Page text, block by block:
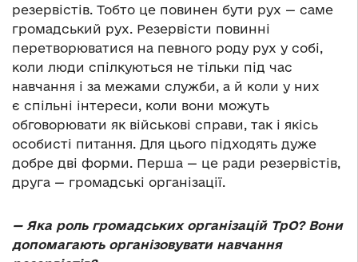
резервістів. Тобто це повинен бути рух — саме
громадський рух. Резервісти повинні
перетворюватися на певного роду рух у собі,
коли люди спілкуються не тільки під час
навчання і за межами служби, а й коли у них
є спільні інтереси, коли вони можуть
обговорювати як військові справи, так і якісь
особисті питання. Для цього підходять дуже
добре дві форми. Перша — це ради резервістів,
друга — громадські організації.
— Яка роль громадських організацій ТрО? Вони
допомагають організовувати навчання